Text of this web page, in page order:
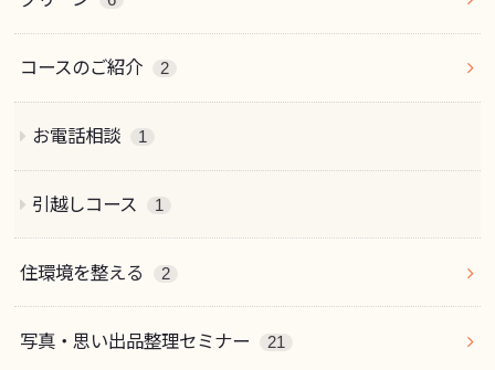
コースのご紹介 2
お電話相談 1
引越しコース 1
住環境を整える 2
写真・思い出品整理セミナー 21